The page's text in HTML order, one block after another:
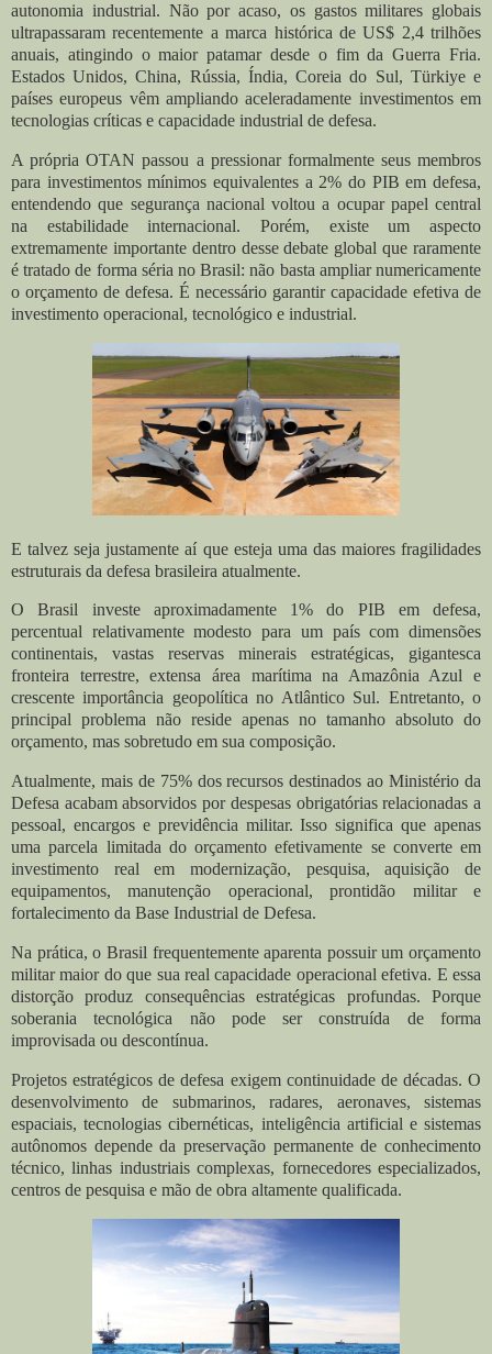
autonomia industrial. Não por acaso, os gastos militares globais
ultrapassaram recentemente a marca histórica de US$ 2,4 trilhões
anuais, atingindo o maior patamar desde o fim da Guerra Fria.
Estados Unidos, China, Rússia, Índia, Coreia do Sul, Türkiye e
países europeus vêm ampliando aceleradamente investimentos em
tecnologias críticas e capacidade industrial de defesa.
A própria OTAN passou a pressionar formalmente seus membros
para investimentos mínimos equivalentes a 2% do PIB em defesa,
entendendo que segurança nacional voltou a ocupar papel central
na estabilidade internacional. Porém, existe um aspecto
extremamente importante dentro desse debate global que raramente
é tratado de forma séria no Brasil: não basta ampliar numericamente
o orçamento de defesa. É necessário garantir capacidade efetiva de
investimento operacional, tecnológico e industrial.
E talvez seja justamente aí que esteja uma das maiores fragilidades
estruturais da defesa brasileira atualmente.
O Brasil investe aproximadamente 1% do PIB em defesa,
percentual relativamente modesto para um país com dimensões
continentais, vastas reservas minerais estratégicas, gigantesca
fronteira terrestre, extensa área marítima na Amazônia Azul e
crescente importância geopolítica no Atlântico Sul. Entretanto, o
principal problema não reside apenas no tamanho absoluto do
orçamento, mas sobretudo em sua composição.
Atualmente, mais de 75% dos recursos destinados ao Ministério da
Defesa acabam absorvidos por despesas obrigatórias relacionadas a
pessoal, encargos e previdência militar. Isso significa que apenas
uma parcela limitada do orçamento efetivamente se converte em
investimento real em modernização, pesquisa, aquisição de
equipamentos, manutenção operacional, prontidão militar e
fortalecimento da Base Industrial de Defesa.
Na prática, o Brasil frequentemente aparenta possuir um orçamento
militar maior do que sua real capacidade operacional efetiva. E essa
distorção produz consequências estratégicas profundas. Porque
soberania tecnológica não pode ser construída de forma
improvisada ou descontínua.
Projetos estratégicos de defesa exigem continuidade de décadas. O
desenvolvimento de submarinos, radares, aeronaves, sistemas
espaciais, tecnologias cibernéticas, inteligência artificial e sistemas
autônomos depende da preservação permanente de conhecimento
técnico, linhas industriais complexas, fornecedores especializados,
centros de pesquisa e mão de obra altamente qualificada.